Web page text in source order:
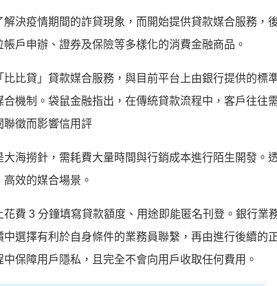
決疫情期間的詐貸現象，而開始提供貸款媒合服務，
戶申辦、證券及保險等多樣化的消費金融商品。
比貸」貸款媒合服務，與目前平台上由銀行提供的標
機制。袋鼠金融指出，在傳統貸款流程中，客戶往往
聯徵而影響信用評
海撈針，需耗費大量時間與行銷成本進行陌生開發。
效的媒合場景。
費 3 分鐘填寫貸款額度、用途即能匿名刊登。銀行業
選擇有利於自身條件的業務員聯繫，再由進行後續的
保障用戶隱私，且完全不會向用戶收取任何費用。